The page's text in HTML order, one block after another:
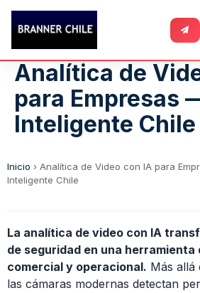
Analítica de
para Empresas
Inteligente Chile
Inicio › Analítica de Video con IA para
Inteligente Chile
La analítica de video con IA
de seguridad en una herramienta
comercial y operacional. Más allá
las cámaras modernas detectan